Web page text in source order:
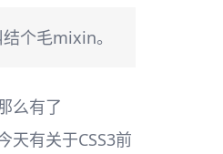
个毛mixin。
么有了
有关于CSS3前